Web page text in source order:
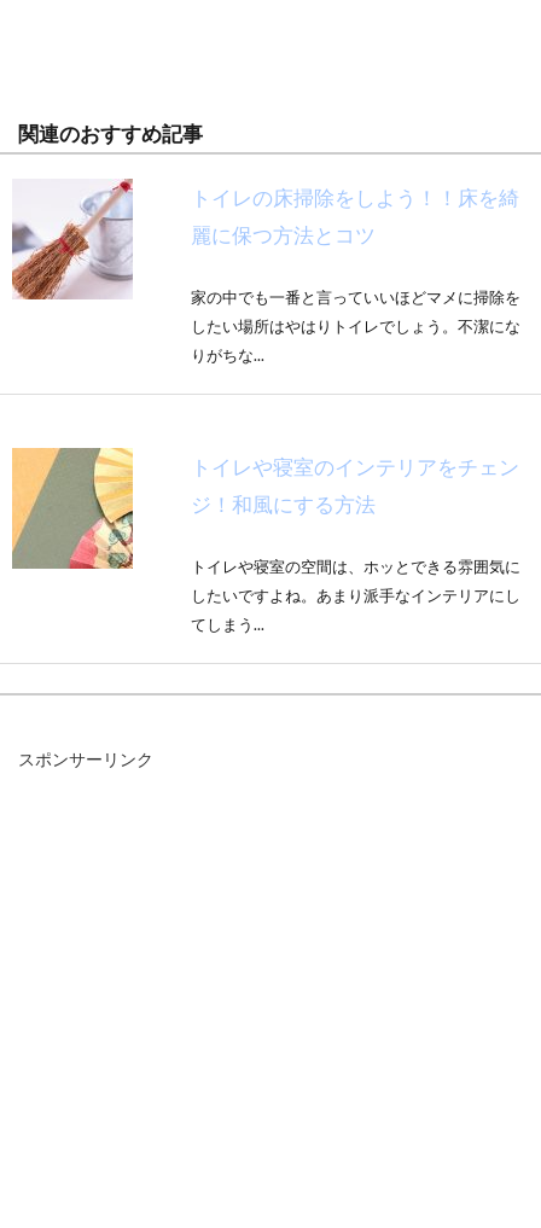
関連のおすすめ記事
トイレの床掃除をしよう！！床を綺
麗に保つ方法とコツ
家の中でも一番と言っていいほどマメに掃除を
したい場所はやはりトイレでしょう。不潔にな
りがちな...
トイレや寝室のインテリアをチェン
ジ！和風にする方法
トイレや寝室の空間は、ホッとできる雰囲気に
したいですよね。あまり派手なインテリアにし
てしまう...
スポンサーリンク